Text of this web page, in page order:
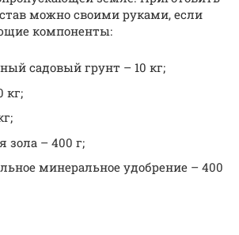
можно своими руками, если
компоненты:
садовый грунт – 10 кг;
кг;
зола – 400 г;
минеральное удобрение – 400